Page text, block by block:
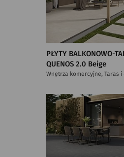
PŁYTY BALKONOWO-
QUENOS 2.0 Beige
Wnętrza komercyjne, Taras i